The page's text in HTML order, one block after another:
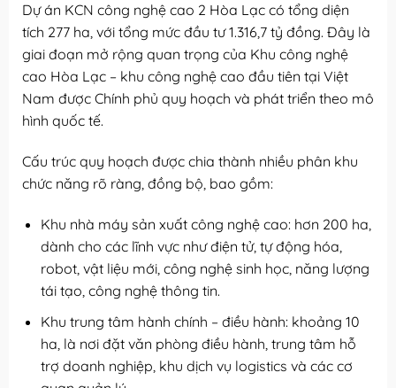
Dự án KCN công nghệ cao 2 Hòa Lạc có tổng diện
tích 277 ha, với tổng mức đầu tư 1.316,7 tỷ đồng. Đây là
giai đoạn mở rộng quan trọng của Khu công nghệ
cao Hòa Lạc – khu công nghệ cao đầu tiên tại Việt
Nam được Chính phủ quy hoạch và phát triển theo mô
hình quốc tế.
Cấu trúc quy hoạch được chia thành nhiều phân khu
chức năng rõ ràng, đồng bộ, bao gồm:
Khu nhà máy sản xuất công nghệ cao: hơn 200 ha,
dành cho các lĩnh vực như điện tử, tự động hóa,
robot, vật liệu mới, công nghệ sinh học, năng lượng
tái tạo, công nghệ thông tin.
Khu trung tâm hành chính – điều hành: khoảng 10
ha, là nơi đặt văn phòng điều hành, trung tâm hỗ
trợ doanh nghiệp, khu dịch vụ logistics và các cơ